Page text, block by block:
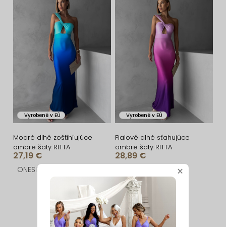
Vyrobené v EÚ
Modré dlhé zoštíhľujúce
ombre šaty RITTA
27,19 €
ONESIZE
Vyrobené v EÚ
Fialové dlhé sťahujúce
ombre šaty RITTA
28,89 €
×